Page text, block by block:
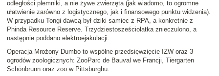
odległości plemniki, a nie żywe zwierzęta (jak wiadomo, to ogromne
ułatwienie zarówno z logistycznego, jak i finansowego punktu widzenia).
W przypadku Tongi dawcą był dziki samiec z RPA, a konkretnie z
Phinda Resource Reserve. Trzydziestosześciolatka znieczulono, a
następnie poddano elektroejakulacji.
Operacja Mrożony Dumbo to wspólne przedsięwzięcie IZW oraz 3
ogrodów zoologicznych: ZooParc de Bauval we Francji, Tiergarten
Schönbrunn oraz zoo w Pittsburghu.